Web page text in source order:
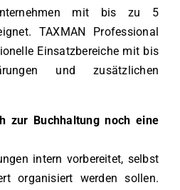
mit bis zu 5
TAXMAN Professional
Einsatzbereiche mit bis
und zusätzlichen
zur Buchhaltung noch eine
intern vorbereitet, selbst
organisiert werden sollen.